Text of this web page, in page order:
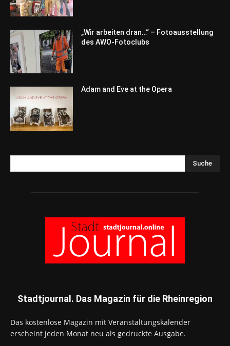
„Wir arbeiten dran…“ – Fotoausstellung
des AWO-Fotoclubs
Adam and Eve at the Opera
Suche
Stadtjournal. Das Magazin für die Rheinregion
Das kostenlose Magazin mit Veranstaltungskalender
erscheint jeden Monat neu als gedruckte Ausgabe.